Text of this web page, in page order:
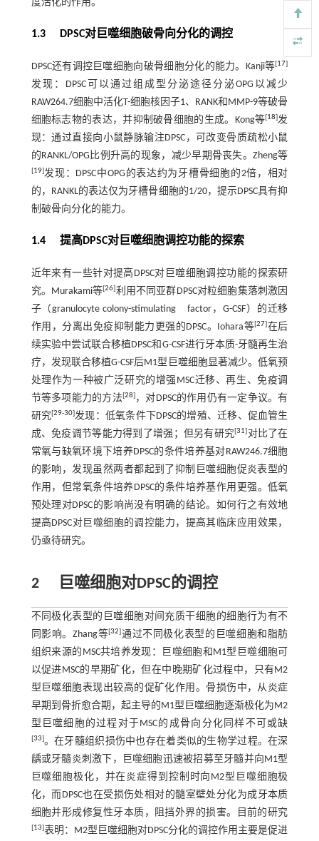
度活化的作用。
1.3 DPSC对巨噬细胞破骨向分化的调控
DPSC还有调控巨噬细胞向破骨细胞分化的能力。Kanji等[17]
发现：DPSC可以通过组成型分泌途径分泌OPG以减少
RAW264.7细胞中活化T-细胞核因子1、RANK和MMP-9等破骨
细胞标志物的表达，并抑制破骨细胞的生成。Kong等[18]发
现：通过直接向小鼠静脉输注DPSC，可改变骨质疏松小鼠
的RANKL/OPG比例升高的现象，减少早期骨丧失。Zheng等
[19]发现：DPSC中OPG的表达约为牙槽骨细胞的2倍，相对
的，RANKL的表达仅为牙槽骨细胞的1/20，提示DPSC具有抑
制破骨向分化的能力。
1.4 提高DPSC对巨噬细胞调控功能的探索
近年来有一些针对提高DPSC对巨噬细胞调控功能的探索研
究。Murakami等[26]利用不同亚群DPSC对粒细胞集落刺激因
子（granulocyte colony-stimulating factor，G-CSF）的迁移
作用，分离出免疫抑制能力更强的DPSC。Iohara等[27]在后
续实验中尝试联合移植DPSC和G-CSF进行牙本质-牙髓再生治
疗，发现联合移植G-CSF后M1型巨噬细胞显著减少。低氧预
处理作为一种被广泛研究的增强MSC迁移、再生、免疫调
节等多项能力的方法[28]，对DPSC的作用仍有一定争议。有
研究[29-30]发现：低氧条件下DPSC的增殖、迁移、促血管生
成、免疫调节等能力得到了增强；但另有研究[31] 对比了在
常氧与缺氧环境下培养DPSC的条件培养基对RAW246.7细胞
的影响，发现虽然两者都起到了抑制巨噬细胞促炎表型的
作用，但常氧条件培养DPSC的条件培养基作用更强。低氧
预处理对DPSC的影响尚没有明确的结论。如何行之有效地
提高DPSC对巨噬细胞的调控能力，提高其临床应用效果，
仍亟待研究。
2巨噬细胞对DPSC的调控
不同极化表型的巨噬细胞对间充质干细胞的细胞行为有不
同影响。Zhang等[32]通过不同极化表型的巨噬细胞和脂肪
组织来源的MSC共培养发现：巨噬细胞和M1型巨噬细胞可
以促进MSC的早期矿化，但在中晚期矿化过程中，只有M2
型巨噬细胞表现出较高的促矿化作用。骨损伤中，从炎症
早期到骨折愈合期，起主导的M1型巨噬细胞逐渐极化为M2
型巨噬细胞的过程对于MSC的成骨向分化同样不可或缺
[33]。在牙髓组织损伤中也存在着类似的生物学过程。在深
龋或牙髓炎刺激下，巨噬细胞迅速被招募至牙髓并向M1型
巨噬细胞极化，并在炎症得到控制时向M2型巨噬细胞极
化，而DPSC也在受损伤处相对的髓室壁处分化为成牙本质
细胞并形成修复性牙本质，阻挡外界的损害。目前的研究
[13]表明：M2型巨噬细胞对DPSC分化的调控作用主要是促进